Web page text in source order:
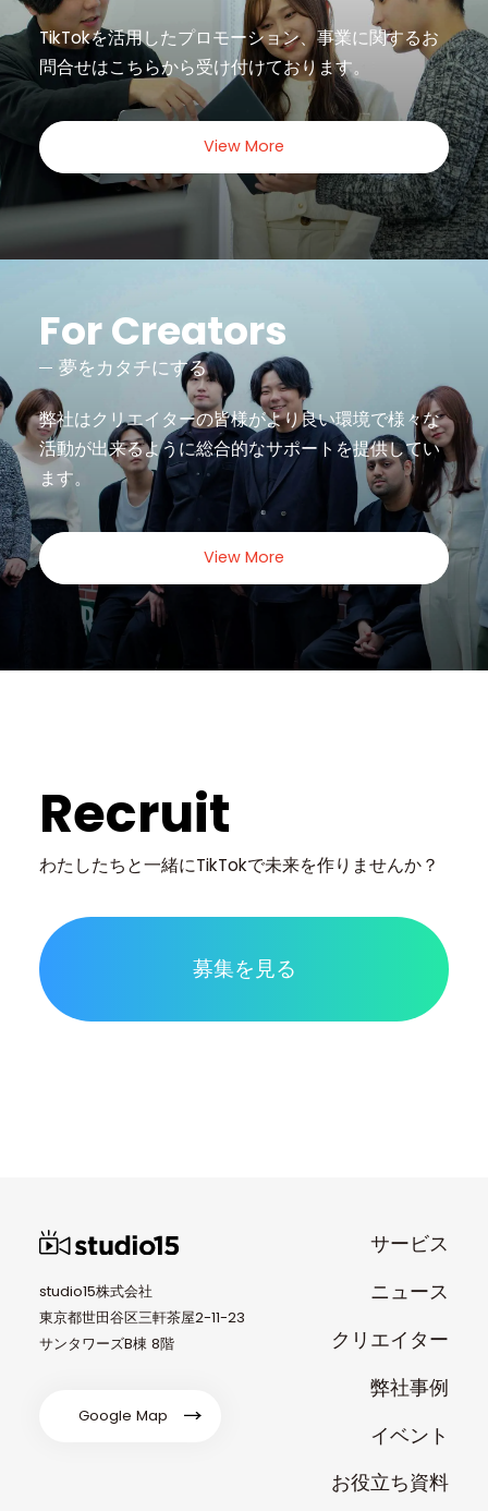
TikTokを活用したプロモーション、事業に関するお
問合せはこちらから受け付けております。
View More
For Creators
夢をカタチにする
弊社はクリエイターの皆様がより良い環境で様々な
活動が出来るように総合的なサポートを提供してい
ます。
View More
Recruit
わたしたちと一緒にTikTokで未来を作りませんか？
募集を見る
studio15株式会社
東京都世田谷区三軒茶屋2-11-23
サンタワーズB棟 8階
Google Map
サービス
ニュース
クリエイター
弊社事例
イベント
お役立ち資料